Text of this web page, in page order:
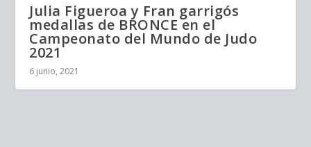
Julia Figueroa y Fran garrigós
medallas de BRONCE en el
Campeonato del Mundo de Judo
2021
6 junio, 2021